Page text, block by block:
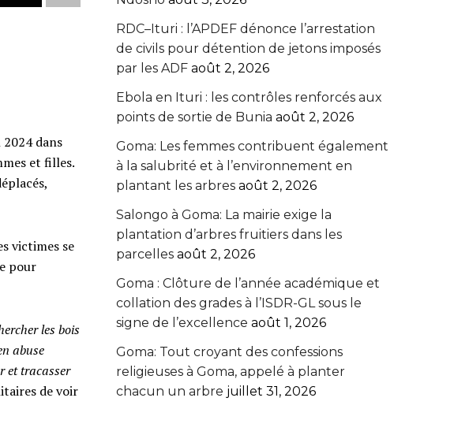
dans
et filles.
victimes se
pour
les bois
abuse
et tracasser
de voir
RDC–Ituri : l’APDEF dénonce l’arrestation
de civils pour détention de jetons imposés
par les ADF août 2, 2026
Ebola en Ituri : les contrôles renforcés aux
points de sortie de Bunia août 2, 2026
Goma: Les femmes contribuent également
à la salubrité et à l’environnement en
plantant les arbres août 2, 2026
Salongo à Goma: La mairie exige la
plantation d’arbres fruitiers dans les
parcelles août 2, 2026
Goma : Clôture de l’année académique et
collation des grades à l’ISDR-GL sous le
signe de l’excellence août 1, 2026
Goma: Tout croyant des confessions
religieuses à Goma, appelé à planter
chacun un arbre juillet 31, 2026